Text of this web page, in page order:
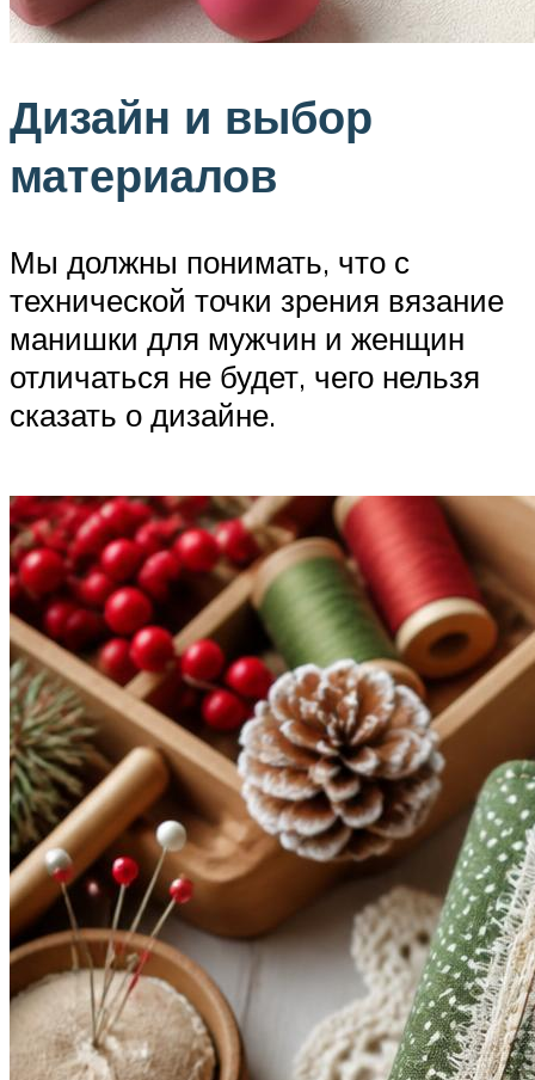
Дизайн и выбор
материалов
Мы должны понимать, что с
технической точки зрения вязание
манишки для мужчин и женщин
отличаться не будет, чего нельзя
сказать о дизайне.